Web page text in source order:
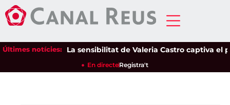
Últimes notícies:La sensibilitat de Valeria Castro captiva el
En directeRegistra't